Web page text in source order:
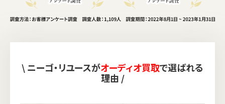
\ ニーゴ・リユースがオーディオ買取で選ばれる
理由 /